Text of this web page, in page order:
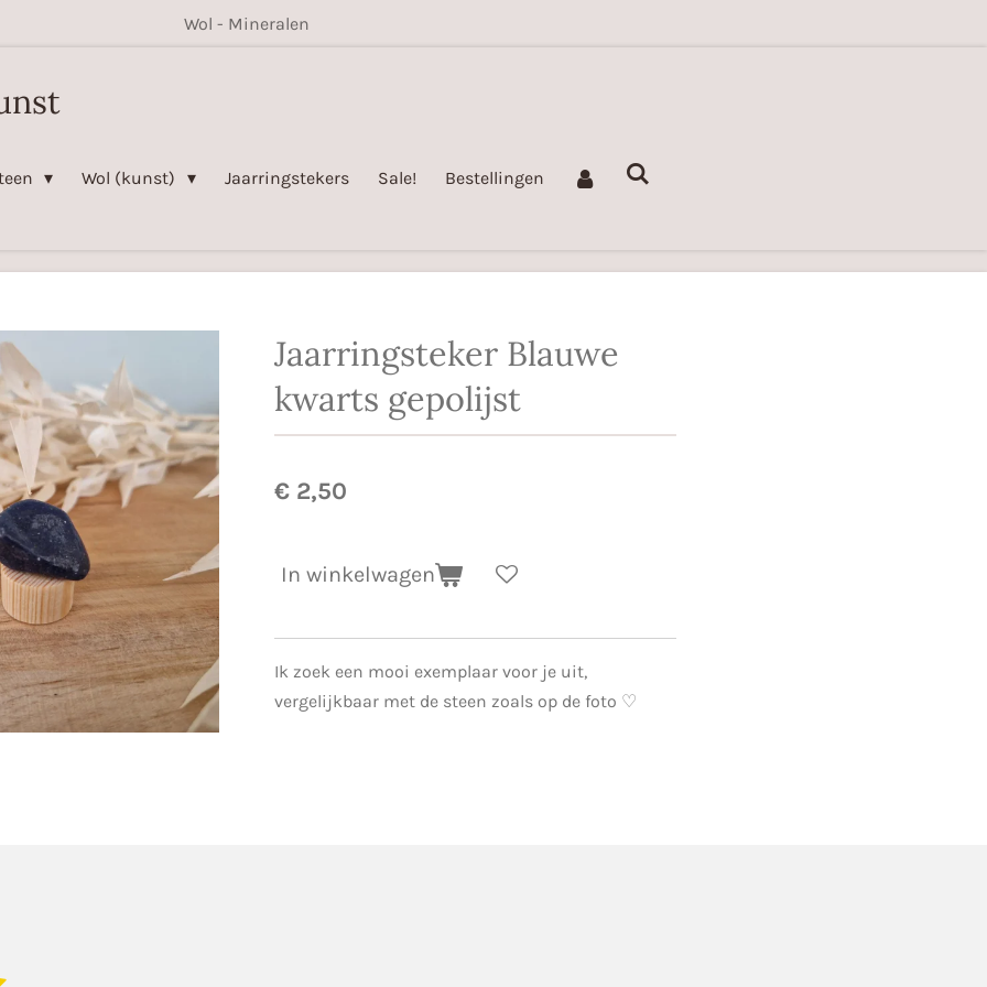
Wol - Mineralen
Wol (kunst) Jaarringstekers Sale! Bestellingen
Jaarringsteker Blauwe
kwarts gepolijst
€ 2,50
In winkelwagen
Ik zoek een mooi exemplaar voor je uit,
vergelijkbaar met de steen zoals op de foto ♡